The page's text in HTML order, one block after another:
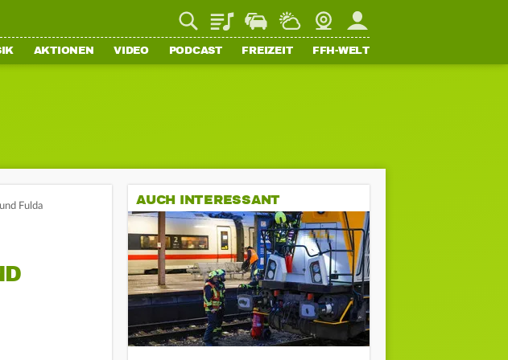
PlaylistStaupilotWetterWebcamMein FFH
AKTIONEN VIDEO PODCAST FREIZEIT FFH-WELT
Fulda
AUCH INTERESSANT